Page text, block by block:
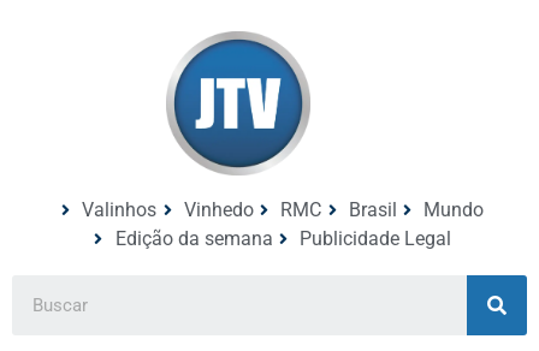
Valinhos Vinhedo RMC Brasil
Mundo
Edição da semana
Publicidade Legal